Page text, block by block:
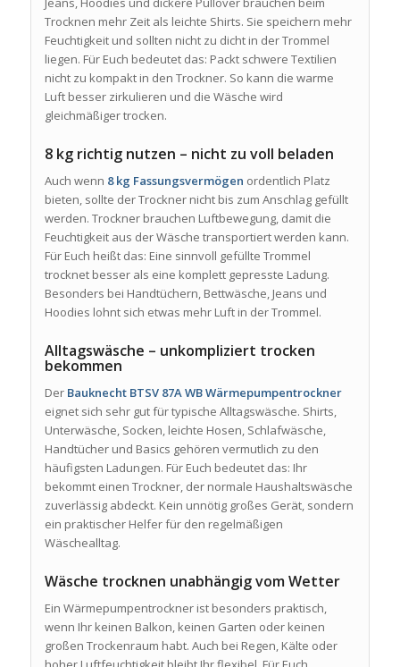
Trocknen mehr Zeit als leichte Shirts. Sie speichern mehr
Feuchtigkeit und sollten nicht zu dicht in der Trommel
liegen. Für Euch bedeutet das: Packt schwere Textilien
nicht zu kompakt in den Trockner. So kann die warme
Luft besser zirkulieren und die Wäsche wird
gleichmäßiger trocken.
8 kg richtig nutzen – nicht zu voll beladen
Auch wenn 8 kg Fassungsvermögen ordentlich Platz
bieten, sollte der Trockner nicht bis zum Anschlag gefüllt
werden. Trockner brauchen Luftbewegung, damit die
Feuchtigkeit aus der Wäsche transportiert werden kann.
Für Euch heißt das: Eine sinnvoll gefüllte Trommel
trocknet besser als eine komplett gepresste Ladung.
Besonders bei Handtüchern, Bettwäsche, Jeans und
Hoodies lohnt sich etwas mehr Luft in der Trommel.
Alltagswäsche – unkompliziert trocken
bekommen
Der Bauknecht BTSV 87A WB Wärmepumpentrockner
eignet sich sehr gut für typische Alltagswäsche. Shirts,
Unterwäsche, Socken, leichte Hosen, Schlafwäsche,
Handtücher und Basics gehören vermutlich zu den
häufigsten Ladungen. Für Euch bedeutet das: Ihr
bekommt einen Trockner, der normale Haushaltswäsche
zuverlässig abdeckt. Kein unnötig großes Gerät, sondern
ein praktischer Helfer für den regelmäßigen
Wäschealltag.
Wäsche trocknen unabhängig vom Wetter
Ein Wärmepumpentrockner ist besonders praktisch,
wenn Ihr keinen Balkon, keinen Garten oder keinen
großen Trockenraum habt. Auch bei Regen, Kälte oder